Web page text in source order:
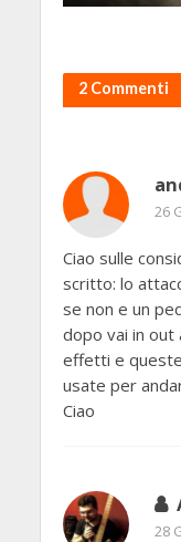
2 Commenti
26
Ciao sulle
scritto: lo
se non e un
dopo vai in out
effetti e
usate per
Ciao
28